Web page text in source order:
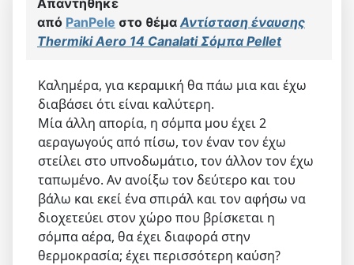
Απαντήθηκε
από PanPele στο θέμαΑντίσταση έναυσης
Thermiki Aero 14 Canalati Σόμπα Pellet
Καλημέρα, για κεραμική θα πάω μια και έχω
διαβάσει ότι είναι καλύτερη.
Μία άλλη απορία, η σόμπα μου έχει 2
αεραγωγούς από πίσω, τον έναν τον έχω
στείλει στο υπνοδωμάτιο, τον άλλον τον έχω
ταπωμένο. Αν ανοίξω τον δεύτερο και του
βάλω και εκεί ένα σπιράλ και τον αφήσω να
διοχετεύει στον χώρο που βρίσκεται η
σόμπα αέρα, θα έχει διαφορά στην
θερμοκρασία; έχει περισσότερη καύση?